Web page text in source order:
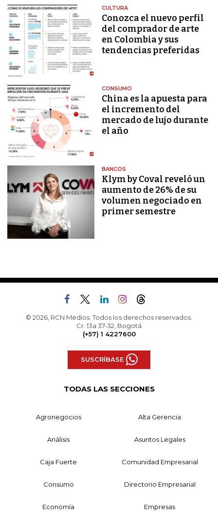
CULTURA
Conozca el nuevo perfil
del comprador de arte
en Colombia y sus
tendencias preferidas
CONSUMO
China es la apuesta para
el incremento del
mercado de lujo durante
el año
BANCOS
Klym by Coval reveló un
aumento de 26% de su
volumen negociado en
primer semestre
© 2026, RCN Medios. Todos los derechos reservados.
Cr. 13a 37-32, Bogotá
(+57) 1 4227600
SUSCRÍBASE
TODAS LAS SECCIONES
Agronegocios Alta Gerencia
Análisis Asuntos Legales
Caja Fuerte Comunidad Empresarial
Consumo Directorio Empresarial
Economía Empresas